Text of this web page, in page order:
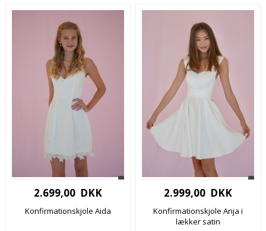
2.699,00 DKK
Konfirmationskjole Aida
2.999,00 DKK
Konfirmationskjole Anja i
lækker satin